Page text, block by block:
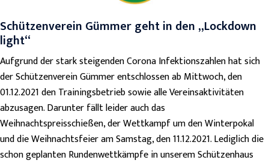
Schützenverein Gümmer geht in den „Lockdown
light“
Aufgrund der stark steigenden Corona Infektionszahlen hat sich
der Schützenverein Gümmer entschlossen ab Mittwoch, den
01.12.2021 den Trainingsbetrieb sowie alle Vereinsaktivitäten
abzusagen. Darunter fällt leider auch das
Weihnachtspreisschießen, der Wettkampf um den Winterpokal
und die Weihnachtsfeier am Samstag, den 11.12.2021. Lediglich die
schon geplanten Rundenwettkämpfe in unserem Schützenhaus